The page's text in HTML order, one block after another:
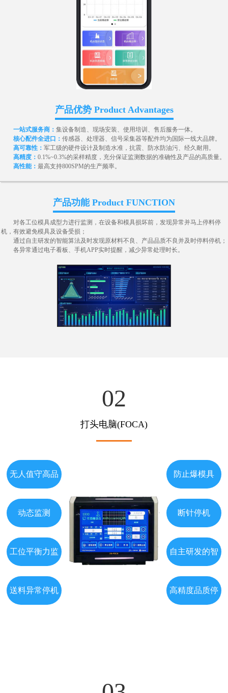
产品优势 Product Advantages
一站式服务商： 集设备制造、现场安装、使用培训、售后服务一体。
核心配件全进口： 传感器、处理器、信号采集器等配件均为国际一线大品牌。
高可靠性： 军工级的硬件设计及制造水准，抗震、防水防油污、经久耐用。
高精度： 0.1%~0.3%的采样精度，充分保证监测数据的准确性及产品的高质量。
高性能： 最高支持800SPM的生产频率。
产品功能 Product FUNCTION
对各工位模具成型力进行监测，在设备和模具损坏前，发现异常并马上停料停
机，有效避免模具及设备受损；
通过自主研发的智能算法及时发现原材料不良、产品品质不良并及时停料停机；
各异常通过电子看板、手机APP实时提醒，减少异常处理时长。
02
打头电脑(FOCA)
无人值守高品
动态监测
工位平衡力监
送料异常停机
防止爆模具
断针停机
自主研发的智
高精度品质停